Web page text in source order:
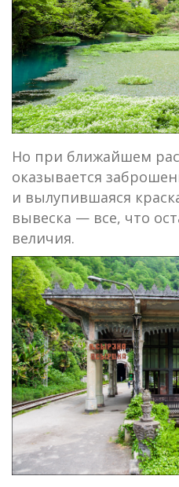
Но при ближайшем
оказывается
и вылупившаяся
вывеска — все, что
величия.